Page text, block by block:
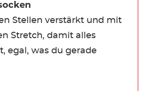
Stellen verstärkt und mit
Stretch, damit alles
egal, was du gerade